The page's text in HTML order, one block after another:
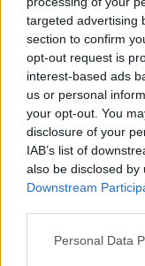
targeted advertising
section to confirm
opt-out request is
interest-based ads
us or personal
your opt-out. You
disclosure of your
IAB’s list of
also be disclosed
Downstream
Personal Data
vektorhálóval
számú növény
úgynevezett
Van
módszer
Az ÖMKi -
korábban már írt